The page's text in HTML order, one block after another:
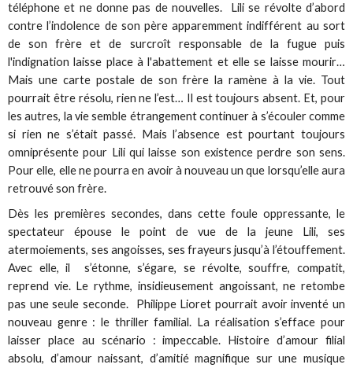
téléphone et ne donne pas de nouvelles. Lili se révolte d’abord
contre l’indolence de son père apparemment indifférent au sort
de son frère et de surcroît responsable de la fugue puis
l'indignation laisse place à l'abattement et elle se laisse mourir…
Mais une carte postale de son frère la ramène à la vie. Tout
pourrait être résolu, rien ne l’est… Il est toujours absent. Et, pour
les autres, la vie semble étrangement continuer à s’écouler comme
si rien ne s’était passé. Mais l’absence est pourtant toujours
omniprésente pour Lili qui laisse son existence perdre son sens.
Pour elle, elle ne pourra en avoir à nouveau un que lorsqu’elle aura
retrouvé son frère.
Dès les premières secondes, dans cette foule oppressante, le
spectateur épouse le point de vue de la jeune Lili, ses
atermoiements, ses angoisses, ses frayeurs jusqu’à l’étouffement.
Avec elle, il s’étonne, s’égare, se révolte, souffre, compatit,
reprend vie. Le rythme, insidieusement angoissant, ne retombe
pas une seule seconde. Philippe Lioret pourrait avoir inventé un
nouveau genre : le thriller familial. La réalisation s’efface pour
laisser place au scénario : impeccable. Histoire d’amour filial
absolu, d’amour naissant, d’amitié magnifique sur une musique